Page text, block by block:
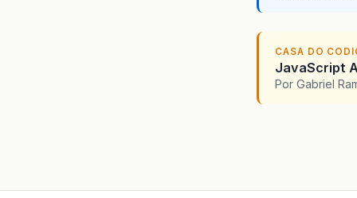
CASA DO
JavaScript
Por Gabriel